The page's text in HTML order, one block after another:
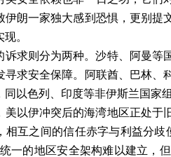
伊朗一家独大感到恐惧，更别
。
诉求则分为两种。沙特、阿曼等
寻求安全保障。阿联酋、巴林
同以色列、印度等非伊斯兰国家
美以伊冲突后的海湾地区正处
相互之间的信任赤字与利益分
一的地区安全架构难以建立，